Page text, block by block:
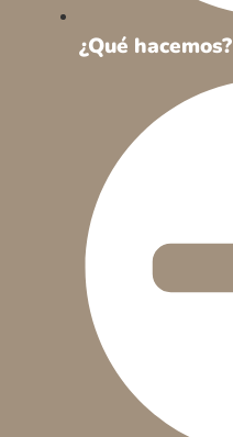
¿Qué hacemos?